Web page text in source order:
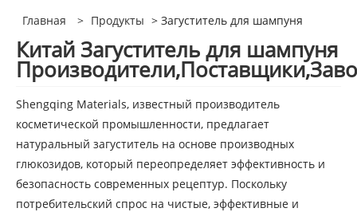
Главная > Продукты > Загуститель для шампуня
Китай Загуститель для шампуня
Shengqing Materials, известный производитель
косметической промышленности, предлагает
натуральный загуститель на основе производных
глюкозидов, который переопределяет эффективность и
безопасность современных рецептур. Поскольку
потребительский спрос на чистые, эффективные и